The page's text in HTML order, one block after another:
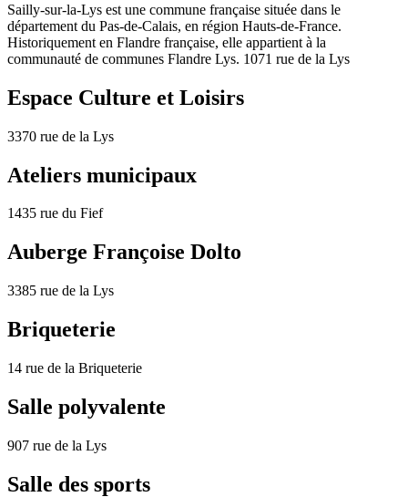
Sailly-sur-la-Lys est une commune française située dans le
département du Pas-de-Calais, en région Hauts-de-France.
Historiquement en Flandre française, elle appartient à la
communauté de communes Flandre Lys. 1071 rue de la Lys
Espace Culture et Loisirs
3370 rue de la Lys
Ateliers municipaux
1435 rue du Fief
Auberge Françoise Dolto
3385 rue de la Lys
Briqueterie
14 rue de la Briqueterie
Salle polyvalente
907 rue de la Lys
Salle des sports